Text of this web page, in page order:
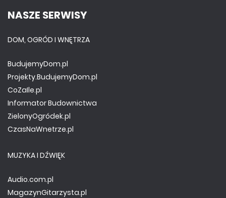
NASZE SERWISY
DOM, OGRÓD I WNĘTRZA
BudujemyDom.pl
Projekty.BudujemyDom.pl
CoZaIle.pl
Informator Budownictwa
ZielonyOgródek.pl
CzasNaWnetrze.pl
MUZYKA I DŹWIĘK
Audio.com.pl
MagazynGitarzysta.pl